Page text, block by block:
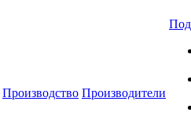
Производство Производители